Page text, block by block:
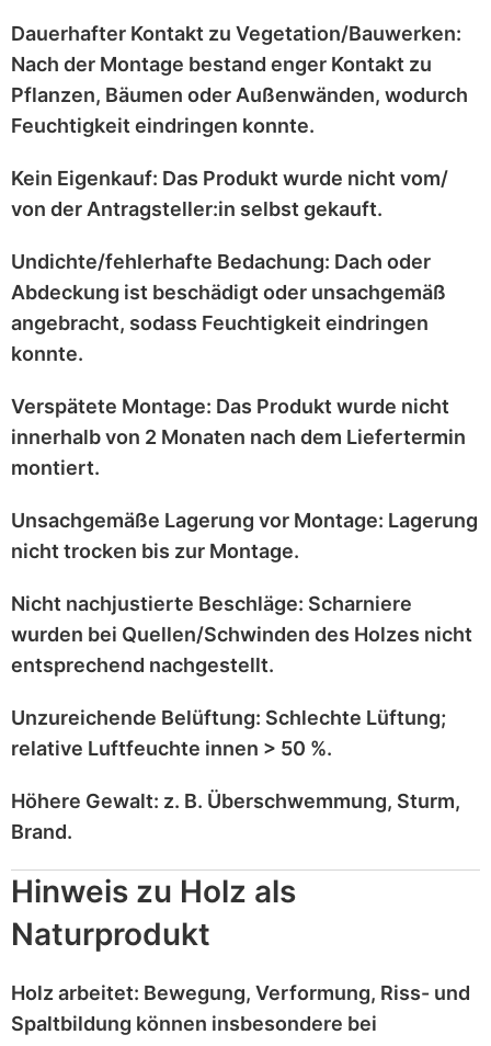
Dauerhafter Kontakt zu Vegetation/Bauwerken:
Nach der Montage bestand enger Kontakt zu
Pflanzen, Bäumen oder Außenwänden, wodurch
Feuchtigkeit eindringen konnte.
Kein Eigenkauf: Das Produkt wurde nicht vom/
von der Antragsteller:in selbst gekauft.
Undichte/fehlerhafte Bedachung: Dach oder
Abdeckung ist beschädigt oder unsachgemäß
angebracht, sodass Feuchtigkeit eindringen
konnte.
Verspätete Montage: Das Produkt wurde nicht
innerhalb von 2 Monaten nach dem Liefertermin
montiert.
Unsachgemäße Lagerung vor Montage: Lagerung
nicht trocken bis zur Montage.
Nicht nachjustierte Beschläge: Scharniere
wurden bei Quellen/Schwinden des Holzes nicht
entsprechend nachgestellt.
Unzureichende Belüftung: Schlechte Lüftung;
relative Luftfeuchte innen > 50 %.
Höhere Gewalt: z. B. Überschwemmung, Sturm,
Brand.
Hinweis zu Holz als
Naturprodukt
Holz arbeitet: Bewegung, Verformung, Riss- und
Spaltbildung können insbesondere bei